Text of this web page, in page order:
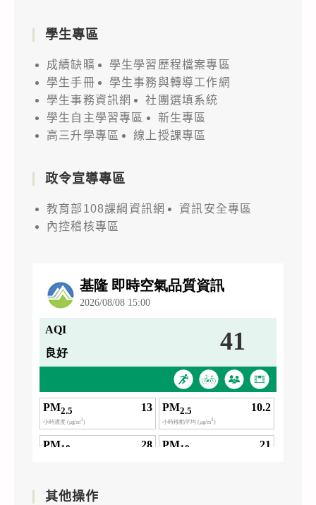
學生專區
成績缺曠
學生學習歷程檔案專區
學生手冊
學生事務與轉導工作網
學生事務資訊網
社團選填系統
學生自主學習專區
新生專區
高三升學專區
線上授課專區
政令宣導專區
教育部108課綱資訊網
資訊安全專區
內控稽核專區
其他操作